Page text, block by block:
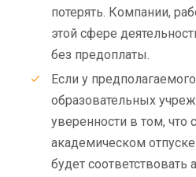
потерять. Компании,
этой сфере
без предоплаты.
Если у
образовательных
уверенности в том, что
академическом
будет соответствовать